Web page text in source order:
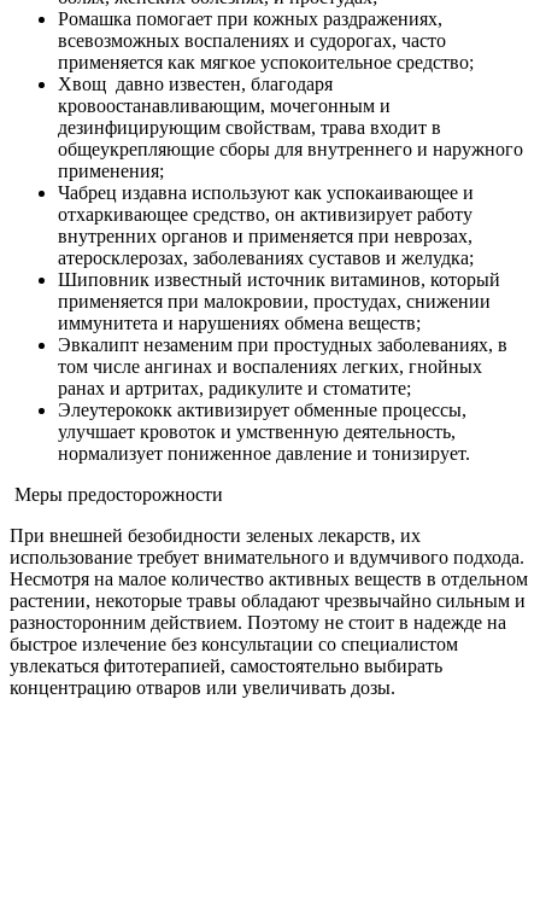
Ромашка помогает при кожных раздражениях,
всевозможных воспалениях и судорогах, часто
применяется как мягкое успокоительное средство;
Хвощ давно известен, благодаря
кровоостанавливающим, мочегонным и
дезинфицирующим свойствам, трава входит в
общеукрепляющие сборы для внутреннего и наружного
применения;
Чабрец издавна используют как успокаивающее и
отхаркивающее средство, он активизирует работу
внутренних органов и применяется при неврозах,
атеросклерозах, заболеваниях суставов и желудка;
Шиповник известный источник витаминов, который
применяется при малокровии, простудах, снижении
иммунитета и нарушениях обмена веществ;
Эвкалипт незаменим при простудных заболеваниях, в
том числе ангинах и воспалениях легких, гнойных
ранах и артритах, радикулите и стоматите;
Элеутерококк активизирует обменные процессы,
улучшает кровоток и умственную деятельность,
нормализует пониженное давление и тонизирует.
Меры предосторожности
При внешней безобидности зеленых лекарств, их
использование требует внимательного и вдумчивого подхода.
Несмотря на малое количество активных веществ в отдельном
растении, некоторые травы обладают чрезвычайно сильным и
разносторонним действием. Поэтому не стоит в надежде на
быстрое излечение без консультации со специалистом
увлекаться фитотерапией, самостоятельно выбирать
концентрацию отваров или увеличивать дозы.